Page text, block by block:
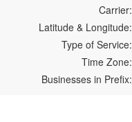
Carrier:
Latitude & Longitude:
Type of Service:
Time Zone:
Businesses in Prefix: